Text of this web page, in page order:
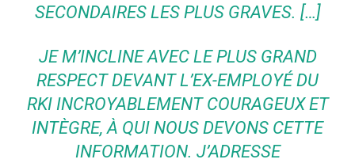
SECONDAIRES LES PLUS GRAVES. […]
JE M’INCLINE AVEC LE PLUS GRAND
RESPECT DEVANT L’EX-EMPLOYÉ DU
RKI INCROYABLEMENT COURAGEUX ET
INTÈGRE, À QUI NOUS DEVONS CETTE
INFORMATION. J’ADRESSE